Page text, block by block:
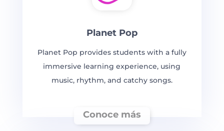
Planet Pop
Planet Pop provides students with a fully
immersive learning experience, using
music, rhythm, and catchy songs.
Conoce más